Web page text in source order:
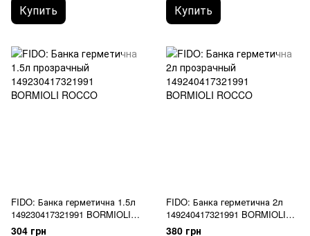
Купить Купить
FIDO: Банка герметична 1.5л
149230417321991 BORMIOLI
ROCCO
304 грн
FIDO: Банка герметична 2л
149240417321991 BORMIOLI
ROCCO
380 грн